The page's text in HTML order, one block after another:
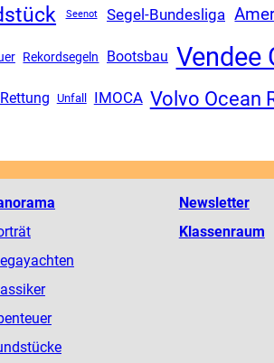
Seenot Segel-Bundesliga
Rekordsegeln Bootsbau Vendee
Rettung Unfall IMOCA Volvo Ocean
Newsletter
Klassenraum